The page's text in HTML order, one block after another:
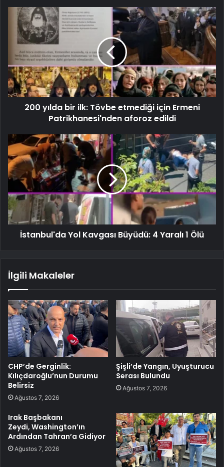
200 yılda bir ilk: Tövbe etmediği için Ermeni
Patrikhanesi'nden aforoz edildi
İstanbul'da Yol Kavgası Büyüdü: 4 Yaralı 1 Ölü
İlgili Makaleler
CHP’de Gerginlik:
Kılıçdaroğlu’nun Durumu
Belirsiz
Ağustos 7, 2026
Şişli’de Yangın, Uyuşturucu
Serası Bulundu
Ağustos 7, 2026
Irak Başbakanı
Zeydi, Washington’ın
Ardından Tahran’a Gidiyor
Ağustos 7, 2026